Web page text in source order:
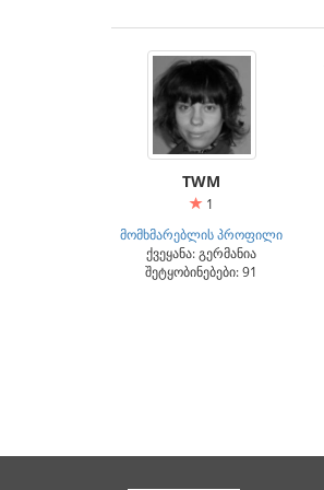
TWM
1
მომხმარებლის პროფილი
ქვეყანა: გერმანია
შეტყობინებები: 91